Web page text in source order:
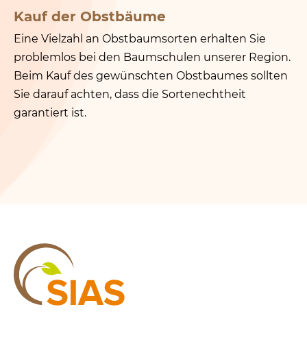
Kauf der Obstbäume
Eine Vielzahl an Obstbaumsorten erhalten Sie
problemlos bei den Baumschulen unserer Region.
Beim Kauf des gewünschten Obstbaumes sollten
Sie darauf achten, dass die Sortenechtheit
garantiert ist.